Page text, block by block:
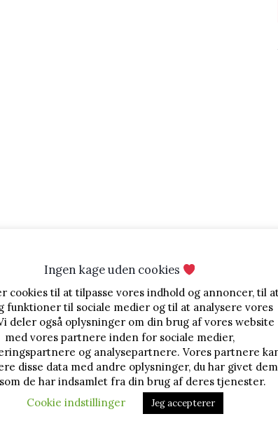
med
SØG I KATEGORIER
Alle Opskrifter
Blog
Brød & Boller
Cookies &
Småkager
Is
Jul
Kager
Ingen kage uden cookies
cookies til at tilpasse vores indhold og annoncer, til
funktioner til sociale medier og til at analysere vores
deler også oplysninger om din brug af vores website
med vores partnere inden for sociale medier,
og analysepartnere. Vores partnere
disse data med andre oplysninger, du har givet
de har indsamlet fra din brug af deres tjenester.
Cookie indstillinger
Jeg accepterer